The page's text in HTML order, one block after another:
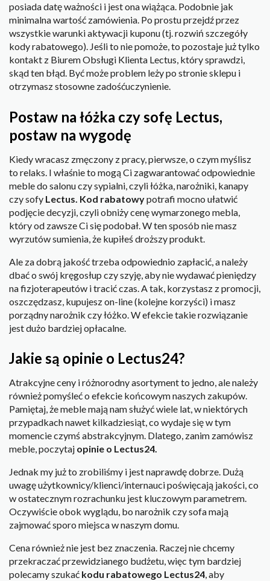
posiada datę ważności i jest ona wiążąca. Podobnie jak
minimalna wartość zamówienia. Po prostu przejdź przez
wszystkie warunki aktywacji kuponu (tj. rozwiń szczegóły
kody rabatowego). Jeśli to nie pomoże, to pozostaje już tylko
kontakt z Biurem Obsługi Klienta Lectus, który sprawdzi,
skąd ten błąd. Być może problem leży po stronie sklepu i
otrzymasz stosowne zadośćuczynienie.
Postaw na łóżka czy sofę Lectus,
postaw na wygodę
Kiedy wracasz zmęczony z pracy, pierwsze, o czym myślisz
to relaks. I właśnie to mogą Ci zagwarantować odpowiednie
meble do salonu czy sypialni, czyli łóżka, narożniki, kanapy
czy sofy Lectus. Kod rabatowypotrafi mocno ułatwić
podjęcie decyzji, czyli obniży cenę wymarzonego mebla,
który od zawsze Ci się podobał. W ten sposób nie masz
wyrzutów sumienia, że kupiłeś droższy produkt.
Ale za dobrą jakość trzeba odpowiednio zapłacić, a należy
dbać o swój kręgosłup czy szyję, aby nie wydawać pieniędzy
na fizjoterapeutów i tracić czas. A tak, korzystasz z promocji,
oszczędzasz, kupujesz on-line (kolejne korzyści) i masz
porządny narożnik czy łóżko. W efekcie takie rozwiązanie
jest dużo bardziej opłacalne.
Jakie są opinie o Lectus24?
Atrakcyjne ceny i różnorodny asortyment to jedno, ale należy
również pomyśleć o efekcie końcowym naszych zakupów.
Pamiętaj, że meble mają nam służyć wiele lat, w niektórych
przypadkach nawet kilkadziesiąt, co wydaje się w tym
momencie czymś abstrakcyjnym. Dlatego, zanim zamówisz
meble, poczytaj opinie o Lectus24.
Jednak my już to zrobiliśmy i jest naprawdę dobrze. Dużą
uwagę użytkownicy/klienci/internauci poświęcają jakości, co
w ostatecznym rozrachunku jest kluczowym parametrem.
Oczywiście obok wyglądu, bo narożnik czy sofa mają
zajmować sporo miejsca w naszym domu.
Cena również nie jest bez znaczenia. Raczej nie chcemy
przekraczać przewidzianego budżetu, więc tym bardziej
polecamy szukać kodu rabatowego Lectus24, aby